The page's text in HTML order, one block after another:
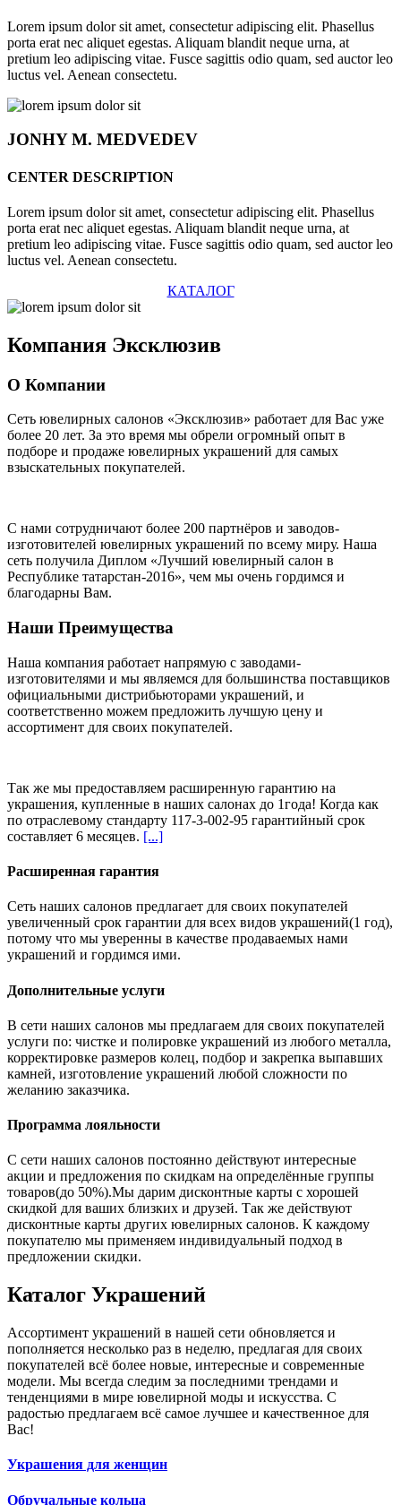
Lorem ipsum dolor sit amet, consectetur adipiscing elit. Phasellus
porta erat nec aliquet egestas. Aliquam blandit neque urna, at
pretium leo adipiscing vitae. Fusce sagittis odio quam, sed auctor leo
luctus vel. Aenean consectetu.
JONHYM. MEDVEDEV
CENTER DESCRIPTION
Lorem ipsum dolor sit amet, consectetur adipiscing elit. Phasellus
porta erat nec aliquet egestas. Aliquam blandit neque urna, at
pretium leo adipiscing vitae. Fusce sagittis odio quam, sed auctor leo
luctus vel. Aenean consectetu.
КАТАЛОГ
Компания Эксклюзив
О Компании
Сеть ювелирных салонов «Эксклюзив» работает для Вас уже
более 20 лет. За это время мы обрели огромный опыт в
подборе и продаже ювелирных украшений для самых
взыскательных покупателей.
С нами сотрудничают более 200 партнёров и заводов-
изготовителей ювелирных украшений по всему миру. Наша
сеть получила Диплом «Лучший ювелирный салон в
Республике татарстан-2016», чем мы очень гордимся и
благодарны Вам.
Наши Преимущества
Наша компания работает напрямую с заводами-
изготовителями и мы являемся для большинства поставщиков
официальными дистрибьюторами украшений, и
соответственно можем предложить лучшую цену и
ассортимент для своих покупателей.
Так же мы предоставляем расширенную гарантию на
украшения, купленные в наших салонах до 1года! Когда как
по отраслевому стандарту 117-3-002-95 гарантийный срок
составляет 6 месяцев. [...]
Расширенная гарантия
Сеть наших салонов предлагает для своих покупателей
увеличенный срок гарантии для всех видов украшений(1 год),
потому что мы уверенны в качестве продаваемых нами
украшений и гордимся ими.
Дополнительные услуги
В сети наших салонов мы предлагаем для своих покупателей
услуги по: чистке и полировке украшений из любого металла,
корректировке размеров колец, подбор и закрепка выпавших
камней, изготовление украшений любой сложности по
желанию заказчика.
Программа лояльности
С сети наших салонов постоянно действуют интересные
акции и предложения по скидкам на определённые группы
товаров(до 50%).Мы дарим дисконтные карты с хорошей
скидкой для ваших близких и друзей. Так же действуют
дисконтные карты других ювелирных салонов. К каждому
покупателю мы применяем индивидуальный подход в
предложении скидки.
Каталог Украшений
Ассортимент украшений в нашей сети обновляется и
пополняется несколько раз в неделю, предлагая для своих
покупателей всё более новые, интересные и современные
модели. Мы всегда следим за последними трендами и
тенденциями в мире ювелирной моды и искусства. С
радостью предлагаем всё самое лучшее и качественное для
Вас!
Украшения для женщин
Обручальные кольца